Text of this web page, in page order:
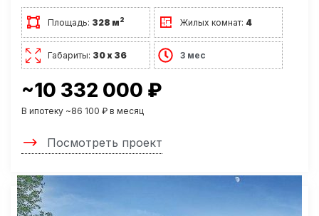
Площадь: 328 м2 Жилых комнат: 4
Габариты: 30 х 36 3 мес
~10 332 000 ₽
В ипотеку ~86 100 ₽ в месяц
Посмотреть проект